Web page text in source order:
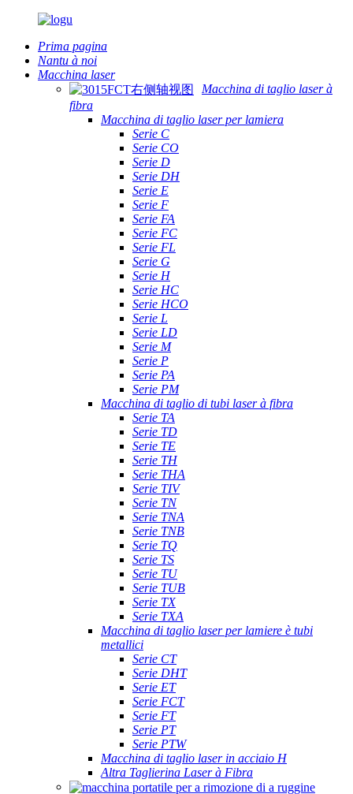
Prima pagina
Nantu à noi
Macchina laser
Macchina di taglio laser à
fibra
Macchina di taglio laser per lamiera
Serie C
Serie CO
Serie D
Serie DH
Serie E
Serie F
Serie FA
Serie FC
Serie FL
Serie G
Serie H
Serie HC
Serie HCO
Serie L
Serie LD
Serie M
Serie P
Serie PA
Serie PM
Macchina di taglio di tubi laser à fibra
Serie TA
Serie TD
Serie TE
Serie TH
Serie THA
Serie TIV
Serie TN
Serie TNA
Serie TNB
Serie TQ
Serie TS
Serie TU
Serie TUB
Serie TX
Serie TXA
Macchina di taglio laser per lamiere è tubi
metallici
Serie CT
Serie DHT
Serie ET
Serie FCT
Serie FT
Serie PT
Serie PTW
Macchina di taglio laser in acciaio H
Altra Taglierina Laser à Fibra